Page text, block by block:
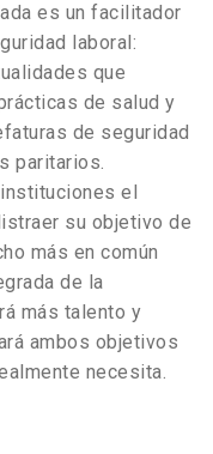
es un facilitador
laboral:
que
de salud y
de seguridad
paritarios.
el
su objetivo de
más en común
de la
más talento y
ambos objetivos
necesita.